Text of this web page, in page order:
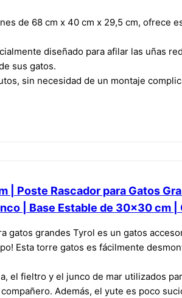
de 68 cm x 40 cm x 29,5 cm, ofrece
diseñado para afilar las uñas
sus gatos.
sin necesidad de un montaje
| Poste Rascador para Gatos
| Base Estable de 30×30 cm
gatos grandes Tyrol es un gatos
Esta torre gatos es fácilmente
el fieltro y el junco de mar utilizados
Además, el yute es poco